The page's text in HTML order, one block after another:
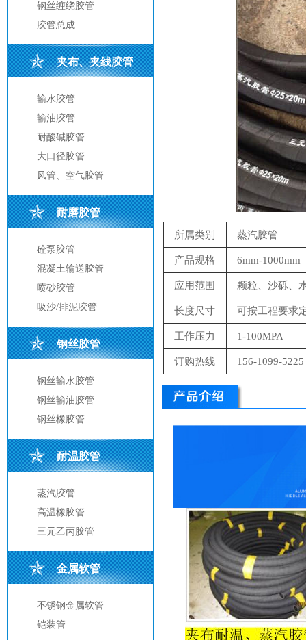
钢丝缠绕胶管
胶管总成
夹布、夹线胶管
输水胶管
输油胶管
耐酸碱胶管
大口径胶管
风管、空气胶管
耐磨胶管
砼泵胶管
混凝土输送胶管
喷砂胶管
吸沙/排泥胶管
钢丝胶管
钢丝输水胶管
钢丝输油胶管
钢丝橡胶管
耐温胶管
蒸汽胶管
高温橡胶管
三元乙丙胶管
金属软管
不锈钢金属软管
铠装管
所属类别 蒸汽胶管
产品规格 6mm-1000mm
应用范围 颗粒、沙砾、
长度尺寸 可按工程要求
工作压力 1-100MPA
订购热线 156-1099-5225